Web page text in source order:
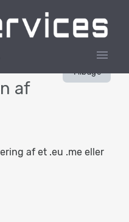
menu
Tilbage
af
af et .eu .me eller